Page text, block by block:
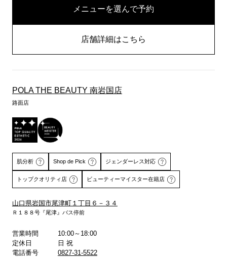
メニューを選んで予約
店舗詳細はこちら
POLA THE BEAUTY 南岩国店
路面店
肌分析 Shop de Pick ジェンダーレス対応
トップクオリティ店 ビューティーマイスター在籍店
山口県岩国市尾津町１丁目６－３４
Ｒ１８８号『尾津』バス停前
営業時間
10:00～18:00
定休日
日 祝
電話番号
0827-31-5522